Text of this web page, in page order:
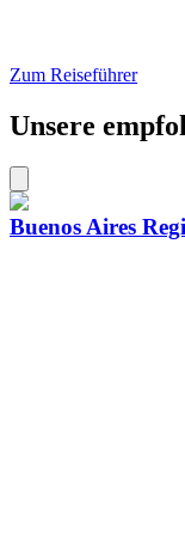
Zum Reiseführer
Unsere
Buenos Aires